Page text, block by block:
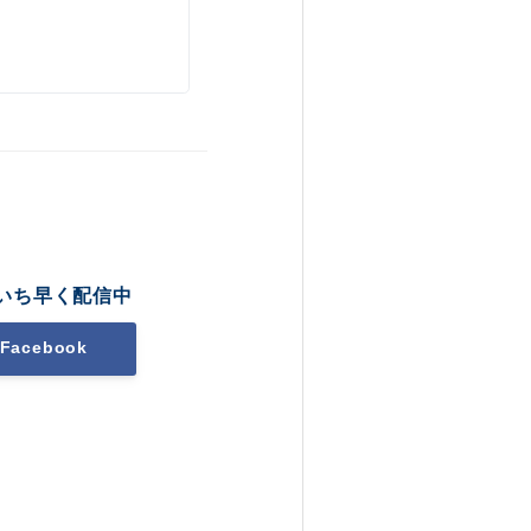
ち早く配信中
Facebook